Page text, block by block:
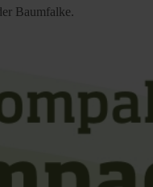
Baumfalke.